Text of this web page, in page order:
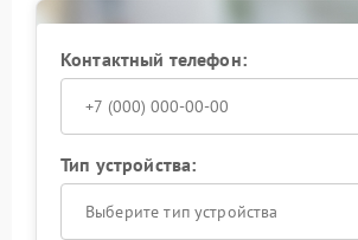
Контактный телефон:
Тип устройства:
Выберите тип устройства